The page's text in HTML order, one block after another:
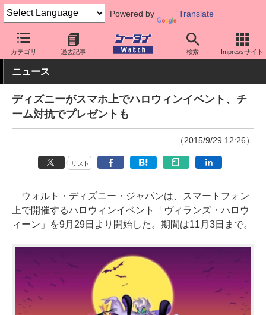
Powered by Translate
カテゴリ 過去記事 検索 Impressサイト
ケータイ Watch OS iPhone (iOS)
ニュース
ディズニーがスマホ上でハロウィンイベント、チ
ーム対抗でプレゼントも
（2015/9/29 12:26）
リスト
ウォルト・ディズニー・ジャパンは、スマートフォン
上で開催するハロウィンイベント「ヴィランズ・ハロウ
ィーン」を9月29日より開始した。期間は11月3日まで。